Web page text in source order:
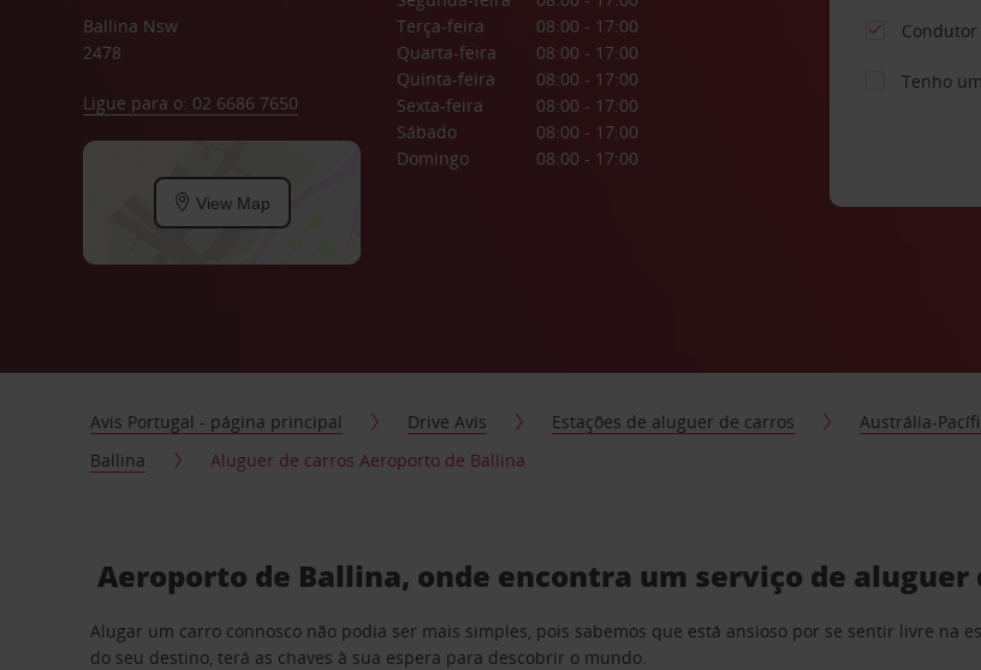
Ballina Nsw
2478
Ligue para o: 02 6686 7650
View Map
Terça-feira
08:00 - 17:00
Quarta-feira
08:00 - 17:00
Quinta-feira
08:00 - 17:00
Sexta-feira
08:00 - 17:00
Sábado
08:00 - 17:00
Domingo
08:00 - 17:00
Tenho
Avis Portugal - página principal Drive Avis Estações de aluguer de carros Austrália-
Ballina
Aluguer de carros Aeroporto de Ballina
Aeroporto de Ballina, onde encontra um serviço de aluguer
Alugar um carro connosco não podia ser mais simples, pois sabemos que está ansioso por se sentir livre na
do seu destino, terá as chaves à sua espera para descobrir o mundo.